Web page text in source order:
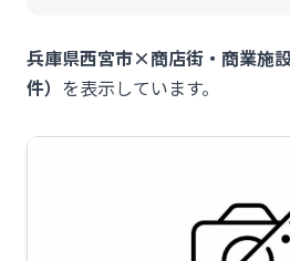
兵庫県西宮市×商店街・商業施
件） を表示しています。